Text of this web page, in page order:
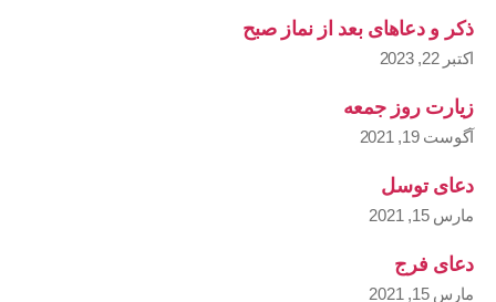
ذکر و دعاهای بعد از نماز صبح
اکتبر 22, 2023
زیارت روز جمعه
آگوست 19, 2021
دعای توسل
مارس 15, 2021
دعای فرج
مارس 15, 2021